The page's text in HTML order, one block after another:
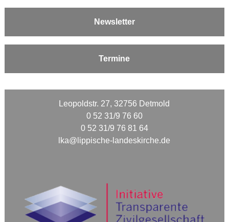
Newsletter
Termine
Leopoldstr. 27, 32756 Detmold
0 52 31/9 76 60
0 52 31/9 76 81 64
lka@lippische-landeskirche.de